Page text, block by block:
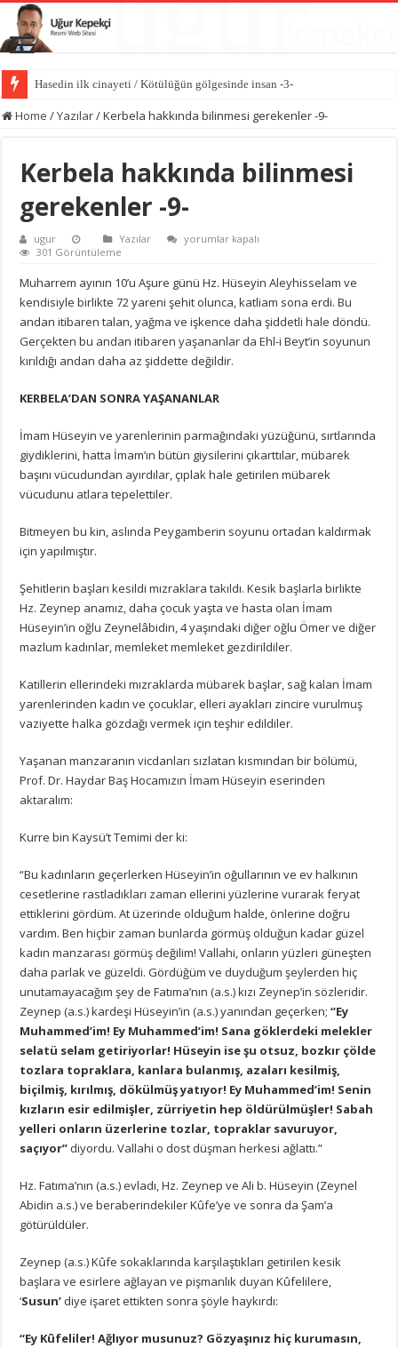
Hasedin ilk cinayeti / Kötülüğün gölgesinde insan -3-
İlk kıvılcım: İblis’in kibri / Kötülüğün gölgesinde insan -2-
Home /Yazılar/Kerbela hakkında bilinmesi gerekenler -9-
Kerbela hakkında bilinmesi
gerekenler -9-
ugur Yazılar
Kerbela
gerekenler
-9-
için
yorumlar kapalı
301 Görüntüleme
Muharrem ayının 10’u Aşure günü Hz. Hüseyin Aleyhisselam ve
kendisiyle birlikte 72 yareni şehit olunca, katliam sona erdi. Bu
andan itibaren talan, yağma ve işkence daha şiddetli hale döndü.
Gerçekten bu andan itibaren yaşananlar da Ehl-i Beyt’in soyunun
kırıldığı andan daha az şiddette değildir.
KERBELA’DAN SONRA YAŞANANLAR
İmam Hüseyin ve yarenlerinin parmağındaki yüzüğünü, sırtlarında
giydiklerini, hatta İmam’ın bütün giysilerini çıkarttılar, mübarek
başını vücudundan ayırdılar, çıplak hale getirilen mübarek
vücudunu atlara tepelettiler.
Bitmeyen bu kin, aslında Peygamberin soyunu ortadan kaldırmak
için yapılmıştır.
Şehitlerin başları kesildi mızraklara takıldı. Kesik başlarla birlikte
Hz. Zeynep anamız, daha çocuk yaşta ve hasta olan İmam
Hüseyin’in oğlu Zeynelâbidin, 4 yaşındaki diğer oğlu Ömer ve diğer
mazlum kadınlar, memleket memleket gezdirildiler.
Katillerin ellerindeki mızraklarda mübarek başlar, sağ kalan İmam
yarenlerinden kadın ve çocuklar, elleri ayakları zincire vurulmuş
vaziyette halka gözdağı vermek için teşhir edildiler.
Yaşanan manzaranın vicdanları sızlatan kısmından bir bölümü,
Prof. Dr. Haydar Baş Hocamızın İmam Hüseyin eserinden
aktaralım:
Kurre bin Kaysü’t Temimi der ki:
“Bu kadınların geçerlerken Hüseyin’in oğullarının ve ev halkının
cesetlerine rastladıkları zaman ellerini yüzlerine vurarak feryat
ettiklerini gördüm. At üzerinde olduğum halde, önlerine doğru
vardım. Ben hiçbir zaman bunlarda görmüş olduğun kadar güzel
kadın manzarası görmüş değilim! Vallahi, onların yüzleri güneşten
daha parlak ve güzeldi. Gördüğüm ve duyduğum şeylerden hiç
unutamayacağım şey de Fatıma’nın (a.s.) kızı Zeynep’in sözleridir.
Zeynep (a.s.) kardeşi Hüseyin’in (a.s.) yanından geçerken;“Ey
Muhammed’im! Ey Muhammed’im! Sana göklerdeki melekler
selatü selam getiriyorlar! Hüseyin ise şu otsuz, bozkır çölde
tozlara topraklara, kanlara bulanmış, azaları kesilmiş,
biçilmiş, kırılmış, dökülmüş yatıyor! Ey Muhammed’im! Senin
kızların esir edilmişler, zürriyetin hep öldürülmüşler! Sabah
yelleri onların üzerlerine tozlar, topraklar savuruyor,
saçıyor” diyordu. Vallahi o dost düşman herkesi ağlattı.”
Hz. Fatıma’nın (a.s.) evladı, Hz. Zeynep ve Ali b. Hüseyin (Zeynel
Abidin a.s.) ve beraberindekiler Kûfe’ye ve sonra da Şam’a
götürüldüler.
Zeynep (a.s.) Kûfe sokaklarında karşılaştıkları getirilen kesik
başlara ve esirlere ağlayan ve pişmanlık duyan Kûfelilere,
‘Susun’ diye işaret ettikten sonra şöyle haykırdı:
“Ey Kûfeliler! Ağlıyor musunuz? Gözyaşınız hiç kurumasın,